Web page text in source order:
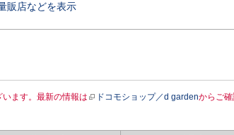
販店などを表示
ます。最新の情報は ドコモショップ／d gardenからご確